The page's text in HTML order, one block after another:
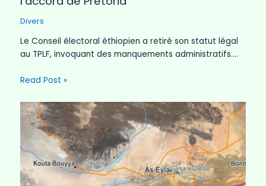
Divers
Le Conseil électoral éthiopien a retiré son statut légal
au TPLF, invoquant des manquements administratifs.…
Read Post »